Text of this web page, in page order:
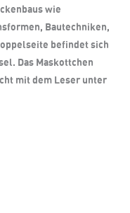
wie
Bautechniken,
befindet sich
Das Maskottchen
mit dem Leser unter